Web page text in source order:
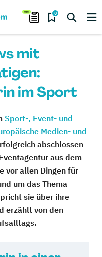
0
mit
im Sport
Sport-, Event- und
Medien- und
abschlossen
aus dem
vor allen Dingen für
um das Thema
sie über ihre
erzählt von den